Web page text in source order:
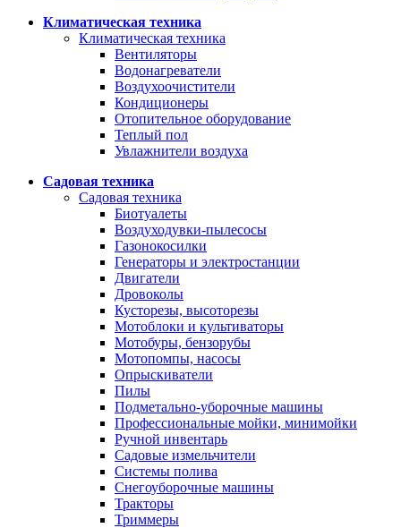
Климатическая техника
Климатическая техника
Вентиляторы
Водонагреватели
Воздухоочистители
Кондиционеры
Отопительное оборудование
Теплый пол
Увлажнители воздуха
Садовая техника
Садовая техника
Биотуалеты
Воздуходувки-пылесосы
Газонокосилки
Генераторы и электростанции
Двигатели
Дровоколы
Кусторезы, высоторезы
Мотоблоки и культиваторы
Мотобуры, бензорубы
Мотопомпы, насосы
Опрыскиватели
Пилы
Подметально-уборочные машины
Профессиональные мойки, минимойки
Ручной инвентарь
Садовые измельчители
Системы полива
Снегоуборочные машины
Тракторы
Триммеры